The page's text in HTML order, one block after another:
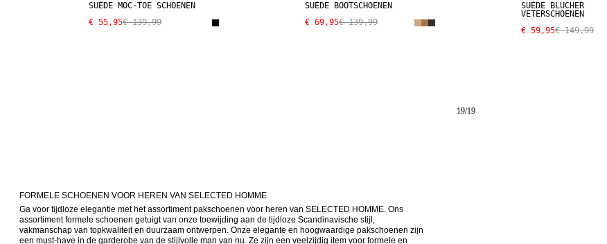
SUÈDE MOC-TOE SCHOENEN
€ 55,95€ 139,99
SUÈDE BOOTSCHOENEN
€ 69,95€ 139,99
SUÈDE BLUCHER
VETERSCHOENEN
€ 59,95€ 149,99
19/19
FORMELE SCHOENEN VOOR HEREN VAN SELECTED HOMME
Ga voor tijdloze elegantie met het assortiment pakschoenen voor heren van SELECTED HOMME. Ons
assortiment formele schoenen getuigt van onze toewijding aan de tijdloze Scandinavische stijl,
vakmanschap van topkwaliteit en duurzaam ontwerpen. Onze elegante en hoogwaardige pakschoenen zijn
een must-have in de garderobe van de stijlvolle man van nu. Ze zijn een veelzijdig item voor formele en